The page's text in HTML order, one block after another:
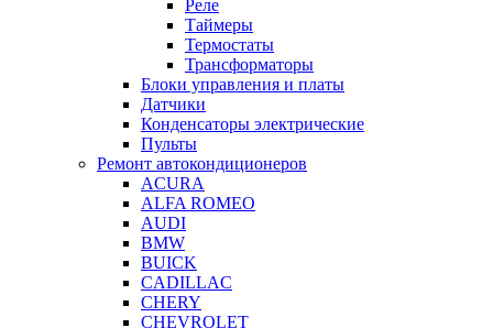
Реле
Таймеры
Термостаты
Трансформаторы
Блоки управления и платы
Датчики
Конденсаторы электрические
Пульты
Ремонт автокондиционеров
ACURA
ALFA ROMEO
AUDI
BMW
BUICK
CADILLAC
CHERY
CHEVROLET